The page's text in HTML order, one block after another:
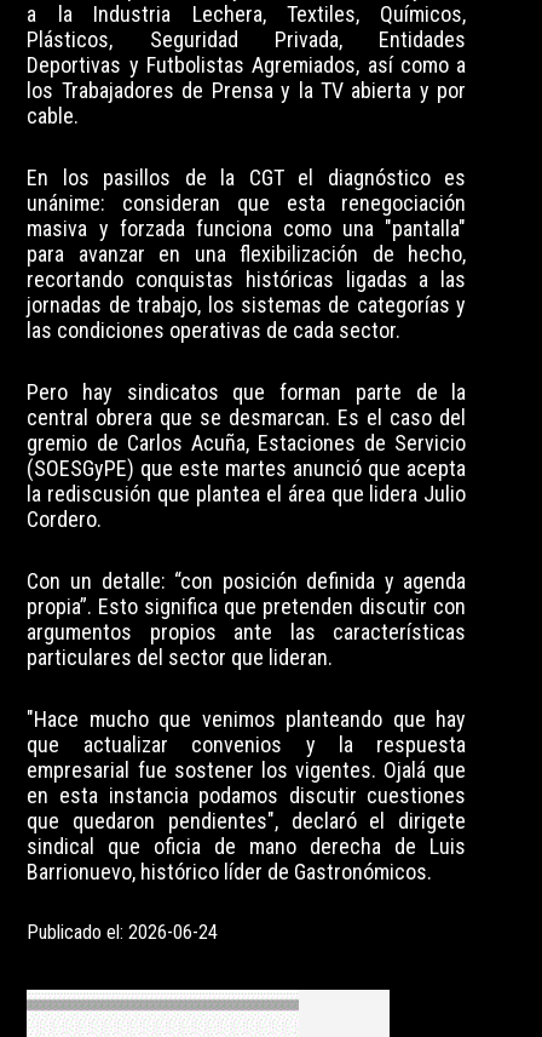
a la Industria Lechera, Textiles, Químicos,
Plásticos, Seguridad Privada, Entidades
Deportivas y Futbolistas Agremiados, así como a
los Trabajadores de Prensa y la TV abierta y por
cable.
En los pasillos de la CGT el diagnóstico es
unánime: consideran que esta renegociación
masiva y forzada funciona como una "pantalla"
para avanzar en una flexibilización de hecho,
recortando conquistas históricas ligadas a las
jornadas de trabajo, los sistemas de categorías y
las condiciones operativas de cada sector.
Pero hay sindicatos que forman parte de la
central obrera que se desmarcan. Es el caso del
gremio de Carlos Acuña, Estaciones de Servicio
(SOESGyPE) que este martes anunció que acepta
la rediscusión que plantea el área que lidera Julio
Cordero.
Con un detalle: “con posición definida y agenda
propia”. Esto significa que pretenden discutir con
argumentos propios ante las características
particulares del sector que lideran.
"Hace mucho que venimos planteando que hay
que actualizar convenios y la respuesta
empresarial fue sostener los vigentes. Ojalá que
en esta instancia podamos discutir cuestiones
que quedaron pendientes", declaró el dirigete
sindical que oficia de mano derecha de Luis
Barrionuevo, histórico líder de Gastronómicos.
Publicado el: 2026-06-24